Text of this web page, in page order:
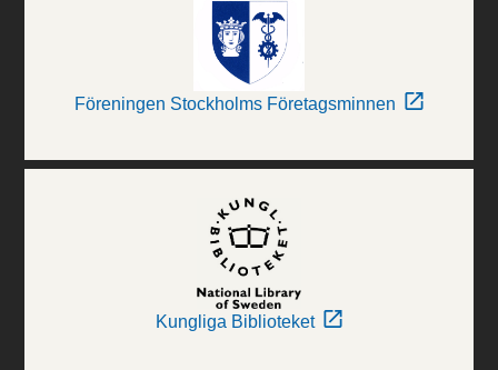
Föreningen Stockholms Företagsminnen
Kungliga Biblioteket